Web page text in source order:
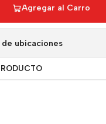
Agregar al Carro
ubicaciones